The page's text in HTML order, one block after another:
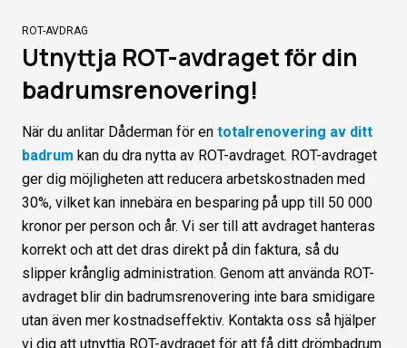
ROT-AVDRAG
Utnyttja ROT-avdraget för din
badrumsrenovering!
När du anlitar Dåderman för en totalrenovering av ditt
badrum kan du dra nytta av ROT-avdraget. ROT-avdraget
ger dig möjligheten att reducera arbetskostnaden med
30%, vilket kan innebära en besparing på upp till 50 000
kronor per person och år. Vi ser till att avdraget hanteras
korrekt och att det dras direkt på din faktura, så du
slipper krånglig administration. Genom att använda ROT-
avdraget blir din badrumsrenovering inte bara smidigare
utan även mer kostnadseffektiv. Kontakta oss så hjälper
vi dig att utnyttja ROT-avdraget för att få ditt drömbadrum